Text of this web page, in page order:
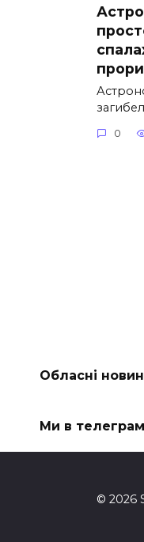
0
Обласні
Ми в телеграм
© 2026